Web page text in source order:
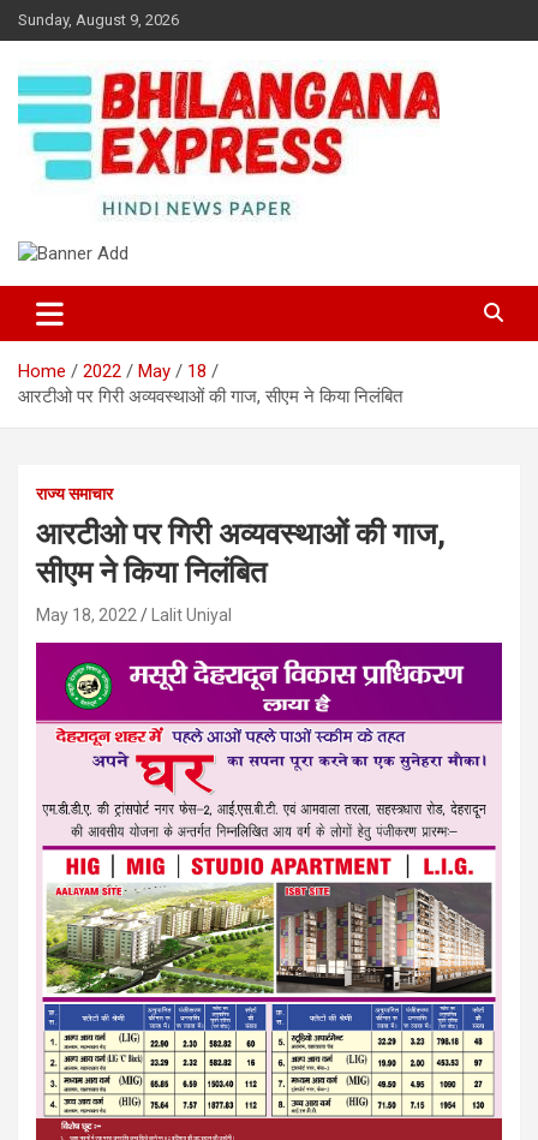
Skip
to
Sunday, August 9, 2026
Bhilangana Express
Home 2022 May
18
आरटीओ पर गिरी अव्यवस्थाओं की गाज, सीएम ने किया निलंबित
राज्य समाचार
आरटीओ पर गिरी अव्यवस्थाओं की गाज,
सीएम ने किया निलंबित
May 18, 2022 Lalit Uniyal